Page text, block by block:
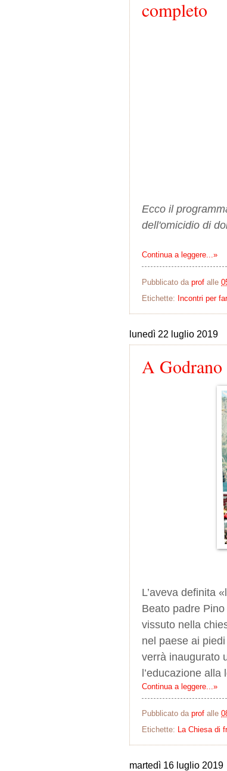
completo
Ecco il
dell'omicidio di
Continua a leggere...»
Pubblicato da prof alle
Etichette: Incontri per
lunedì 22 luglio 2019
A Godrano
L’aveva definita
Beato padre
vissuto nella
nel paese ai
verrà inaugurato
l’educazione
Continua a leggere...»
Pubblicato da prof alle
Etichette:
La Chiesa di
martedì 16 luglio 2019